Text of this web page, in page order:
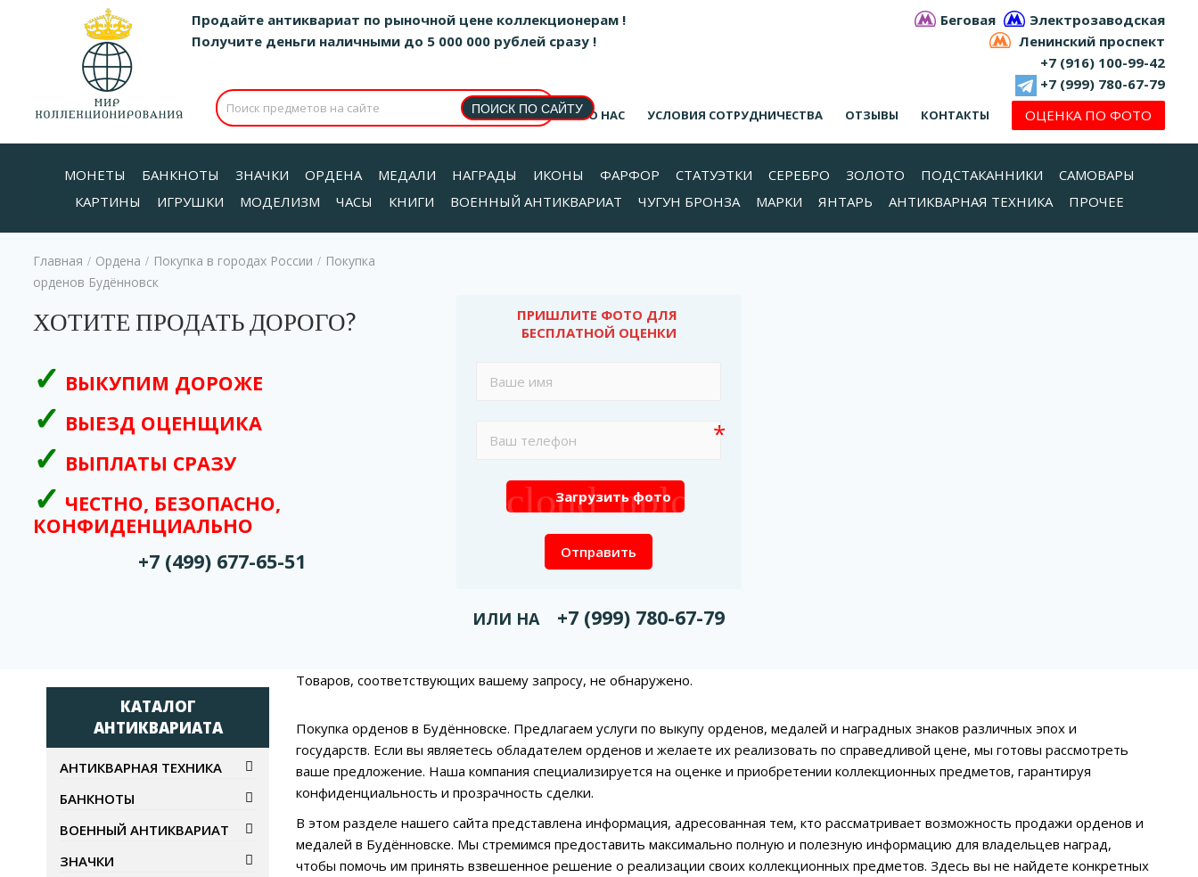
Продайте антиквариат по рыночной цене коллекционерам ! Беговая
Электрозаводская
Получите деньги наличными до 5 000 000 рублей сразу !
Ленинский проспект
+7 (916) 100-99-42
+7 (999) 780-67-79
О НАС УСЛОВИЯ СОТРУДНИЧЕСТВА ОТЗЫВЫ КОНТАКТЫ ОЦЕНКА ПО ФОТО
МОНЕТЫ БАНКНОТЫ ЗНАЧКИ ОРДЕНА МЕДАЛИ НАГРАДЫ ИКОНЫ ФАРФОР СТАТУЭТКИ СЕРЕБРО ЗОЛОТО ПОДСТАКАННИКИ
САМОВАРЫ
КАРТИНЫ
ИГРУШКИ МОДЕЛИЗМ ЧАСЫ КНИГИ ВОЕННЫЙ АНТИКВАРИАТ ЧУГУН БРОНЗА МАРКИ ЯНТАРЬ АНТИКВАРНАЯ ТЕХНИКА ПРОЧЕЕ
Главная / Ордена / Покупка в городах России / Покупка
орденов Будённовск
ХОТИТЕ ПРОДАТЬ ДОРОГО?
ВЫКУПИМ ДОРОЖЕ
ВЫЕЗД ОЦЕНЩИКА
ВЫПЛАТЫ СРАЗУ
ЧЕСТНО, БЕЗОПАСНО,
КОНФИДЕНЦИАЛЬНО
+7 (499) 677-65-51
ПРИШЛИТЕ ФОТО ДЛЯ
БЕСПЛАТНОЙ ОЦЕНКИ
cloud_upload
Загрузить фото
Отправить
ИЛИ НА +7 (999) 780-67-79
Товаров, соответствующих вашему запросу, не обнаружено.
Покупка орденов в Будённовске. Предлагаем услуги по выкупу орденов, медалей и наградных знаков различных эпох и
государств. Если вы являетесь обладателем орденов и желаете их реализовать по справедливой цене, мы готовы рассмотреть
ваше предложение. Наша компания специализируется на оценке и приобретении коллекционных предметов, гарантируя
конфиденциальность и прозрачность сделки.
В этом разделе нашего сайта представлена информация, адресованная тем, кто рассматривает возможность продажи орденов и
медалей в Будённовске. Мы стремимся предоставить максимально полную и полезную информацию для владельцев наград,
чтобы помочь им принять взвешенное решение о реализации своих коллекционных предметов. Здесь вы не найдете конкретных
КАТАЛОГ
АНТИКВАРИАТА
АНТИКВАРНАЯ ТЕХНИКА
БАНКНОТЫ
ВОЕННЫЙ АНТИКВАРИАТ
ЗНАЧКИ